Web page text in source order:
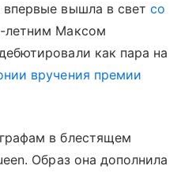
вышла в светсо
летним Максом
как пара на
вручения премии
в блестящем
Образ она дополнила